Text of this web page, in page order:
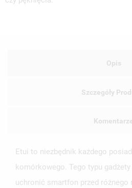
Opis
Szczegóły
Etui to niezbędnik każdego
komórkowego. Tego typu
uchronić smartfon przed różnego